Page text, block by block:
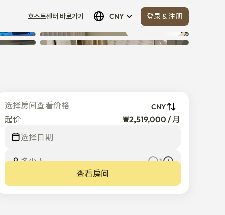
호스트센터 바로가기 CNY 登录 & 注册
查看全部 (5)
选择房间查看价格 CNY
起价
₩2,519,000 / 月
选择日期
多少人
1
查看房间